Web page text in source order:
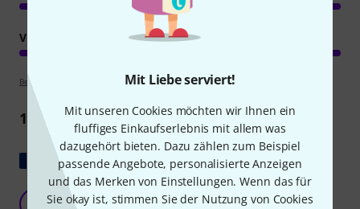
Mit Liebe serviert!
Mit unseren Cookies möchten wir Ihnen ein
fluffiges Einkaufserlebnis mit allem was
dazugehört bieten. Dazu zählen zum Beispiel
passende Angebote, personalisierte Anzeigen
und das Merken von Einstellungen. Wenn das für
Sie okay ist, stimmen Sie der Nutzung von Cookies
VERARBEITUNG
Bewertungsrichtlinien
1 Rezension
Original zeigen
TASCAM SonicView16 - Die Konsole